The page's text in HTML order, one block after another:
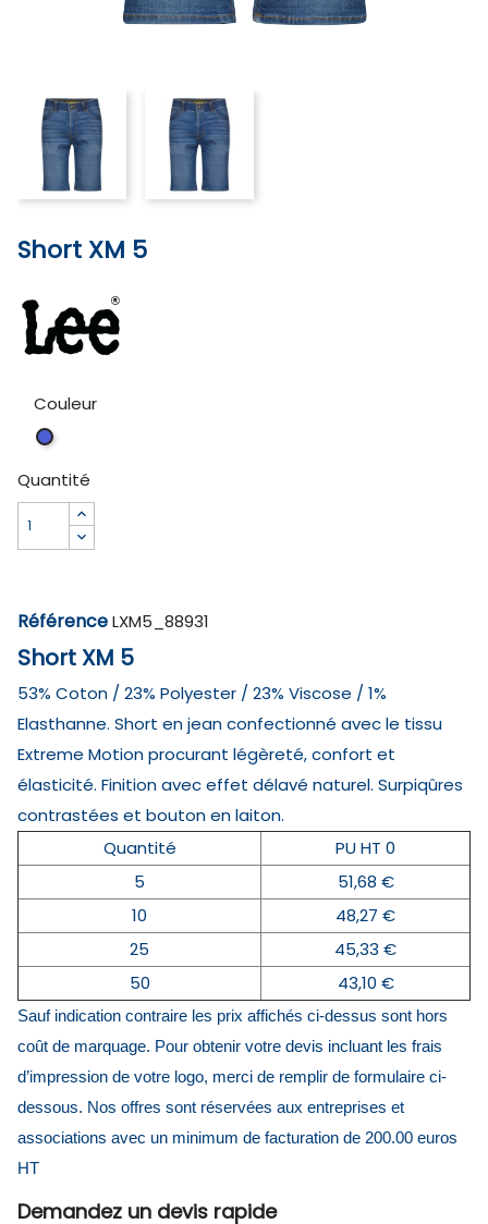
Short XM 5
Couleur
Blue
Rooster
Quantité
RéférenceLXM5_88931
Short XM 5
53% Coton / 23% Polyester / 23% Viscose / 1%
Elasthanne. Short en jean confectionné avec le tissu
Extreme Motion procurant légèreté, confort et
élasticité. Finition avec effet délavé naturel. Surpiqûres
contrastées et bouton en laiton.
Quantité
PU HT 0
5
51,68 €
10
48,27 €
25
45,33 €
50
43,10 €
Sauf indication contraire les prix affichés ci-dessus sont hors
coût de marquage. Pour obtenir votre devis incluant les frais
d’impression de votre logo, merci de remplir de formulaire ci-
dessous. Nos offres sont réservées aux entreprises et
associations avec un minimum de facturation de 200.00 euros
HT
Demandez un devis rapide